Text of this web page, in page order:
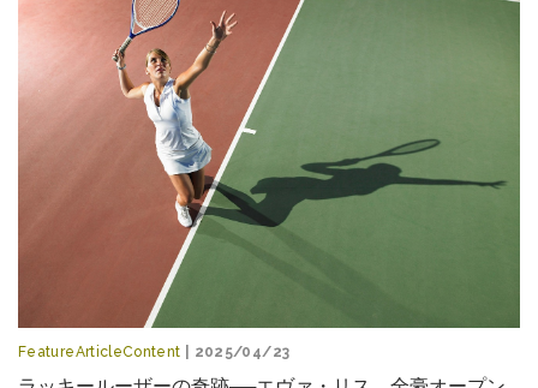
FeatureArticleContent | 2025/04/23